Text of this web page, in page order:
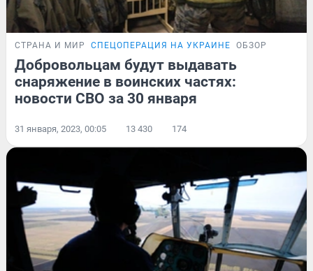
СТРАНА И МИР СПЕЦОПЕРАЦИЯ НА УКРАИНЕ ОБЗОР
Добровольцам будут выдавать
снаряжение в воинских частях:
новости СВО за 30 января
31 января, 2023, 00:05 13 430 174